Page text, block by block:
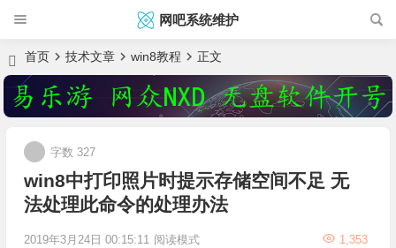
网吧系统维护
首页 技术文章 win8教程 正文
win8中打印照片时提示存储空间不足 无
法处理此命令的处理办法
2019年3月24日 00:15:11 1,353
字数 327
阅读模式